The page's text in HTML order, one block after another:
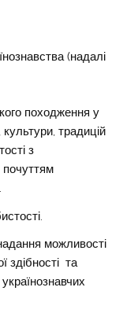
(надалі
походження у
традицій
з
можливості
здібності та